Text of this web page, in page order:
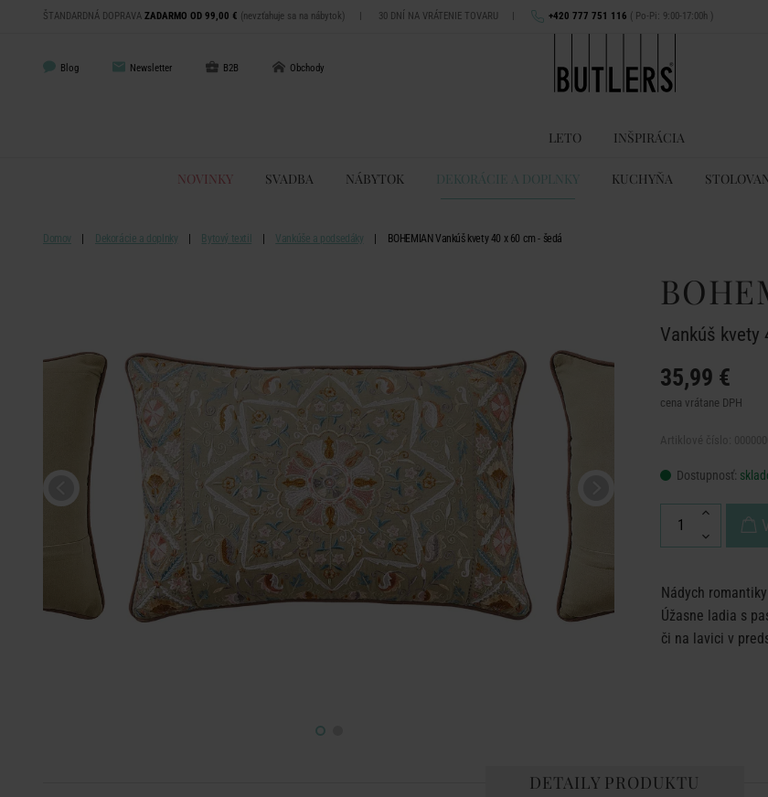
ŠTANDARDNÁ DOPRAVA ZADARMO OD 99,00 € (nevzťahuje sa na nábytok) | 30 DNÍ NA VRÁTENIE TOVARU | +420 777 751 116 ( Po-Pi: 9:00-17:00h )
Blog Newsletter B2B Obchody
LETO INŠPIRÁCIA
NOVINKY SVADBA NÁBYTOK DEKORÁCIE A DOPLNKY KUCHYŇA
Domov Dekorácie a doplnky Bytový textil Vankúše a podsedáky BOHEMIAN Vankúš kvety 40 x 60 cm - šedá
Vankúš kvety
35,99 €
cena vrátane DPH
Dostupnosť:
Nádych
Úžasne ladia s
či na lavici v
DETAILY PRODUKTU